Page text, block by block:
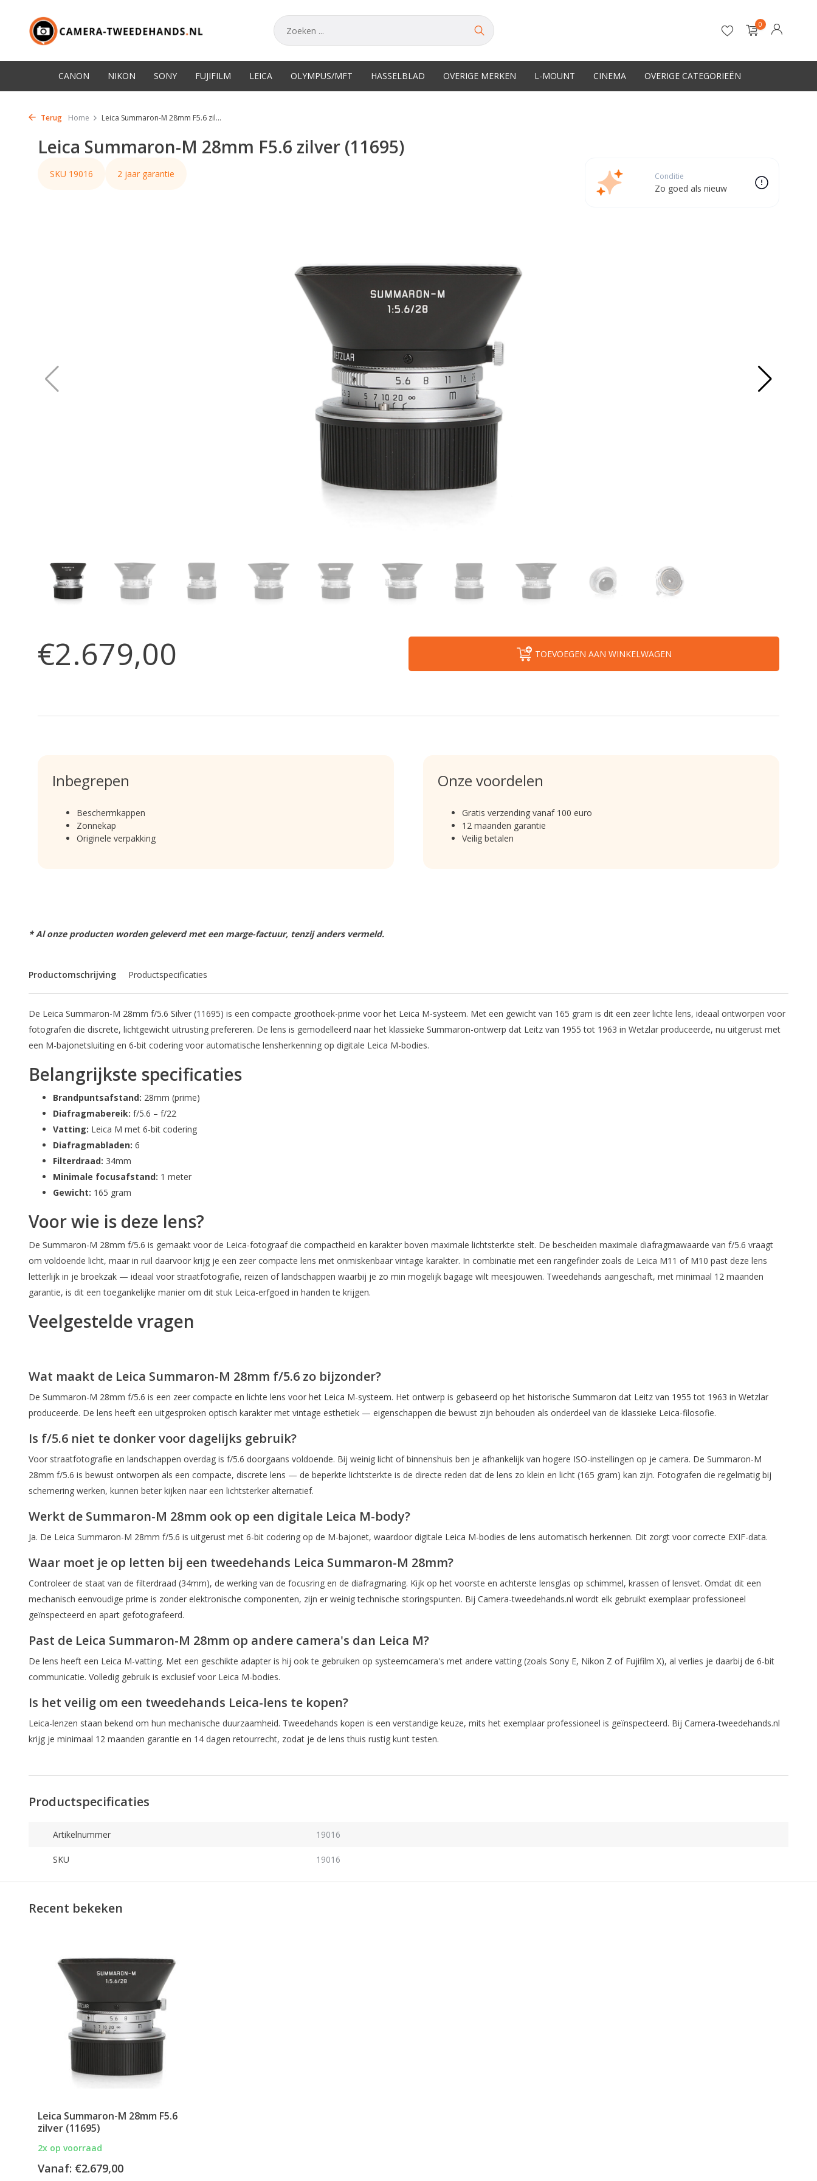
0
CANON NIKON SONY FUJIFILM LEICA OLYMPUS/MFT HASSELBLAD OVERIGE MERKEN L-MOUNT CINEMA OVERIGE CATEGORIEËN
Terug Home Leica Summaron-M 28mm F5.6 zil...
Leica Summaron-M 28mm F5.6 zilver (11695)
SKU 19016 2 jaar garantie Conditie
Zo goed als nieuw
€2.679,00 TOEVOEGEN AAN WINKELWAGEN
Inbegrepen
Beschermkappen
Zonnekap
Originele verpakking
Onze voordelen
Gratis verzending vanaf 100 euro
12 maanden garantie
Veilig betalen
* Al onze producten worden geleverd met een marge-factuur, tenzij anders vermeld.
Productomschrijving Productspecificaties
De Leica Summaron-M 28mm f/5.6 Silver (11695) is een compacte groothoek-prime voor het Leica M-systeem. Met een gewicht van 165 gram is dit een zeer lichte lens, ideaal ontworpen voor
fotografen die discrete, lichtgewicht uitrusting prefereren. De lens is gemodelleerd naar het klassieke Summaron-ontwerp dat Leitz van 1955 tot 1963 in Wetzlar produceerde, nu uitgerust met
een M-bajonetsluiting en 6-bit codering voor automatische lensherkenning op digitale Leica M-bodies.
Belangrijkste specificaties
Brandpuntsafstand: 28mm (prime)
Diafragmabereik: f/5.6 – f/22
Vatting: Leica M met 6-bit codering
Diafragmabladen: 6
Filterdraad: 34mm
Minimale focusafstand: 1 meter
Gewicht: 165 gram
Voor wie is deze lens?
De Summaron-M 28mm f/5.6 is gemaakt voor de Leica-fotograaf die compactheid en karakter boven maximale lichtsterkte stelt. De bescheiden maximale diafragmawaarde van f/5.6 vraagt
om voldoende licht, maar in ruil daarvoor krijg je een zeer compacte lens met onmiskenbaar vintage karakter. In combinatie met een rangefinder zoals de Leica M11 of M10 past deze lens
letterlijk in je broekzak — ideaal voor straatfotografie, reizen of landschappen waarbij je zo min mogelijk bagage wilt meesjouwen. Tweedehands aangeschaft, met minimaal 12 maanden
garantie, is dit een toegankelijke manier om dit stuk Leica-erfgoed in handen te krijgen.
Veelgestelde vragen
Wat maakt de Leica Summaron-M 28mm f/5.6 zo bijzonder?
De Summaron-M 28mm f/5.6 is een zeer compacte en lichte lens voor het Leica M-systeem. Het ontwerp is gebaseerd op het historische Summaron dat Leitz van 1955 tot 1963 in Wetzlar
produceerde. De lens heeft een uitgesproken optisch karakter met vintage esthetiek — eigenschappen die bewust zijn behouden als onderdeel van de klassieke Leica-filosofie.
Is f/5.6 niet te donker voor dagelijks gebruik?
Voor straatfotografie en landschappen overdag is f/5.6 doorgaans voldoende. Bij weinig licht of binnenshuis ben je afhankelijk van hogere ISO-instellingen op je camera. De Summaron-M
28mm f/5.6 is bewust ontworpen als een compacte, discrete lens — de beperkte lichtsterkte is de directe reden dat de lens zo klein en licht (165 gram) kan zijn. Fotografen die regelmatig bij
schemering werken, kunnen beter kijken naar een lichtsterker alternatief.
Werkt de Summaron-M 28mm ook op een digitale Leica M-body?
Ja. De Leica Summaron-M 28mm f/5.6 is uitgerust met 6-bit codering op de M-bajonet, waardoor digitale Leica M-bodies de lens automatisch herkennen. Dit zorgt voor correcte EXIF-data.
Waar moet je op letten bij een tweedehands Leica Summaron-M 28mm?
Controleer de staat van de filterdraad (34mm), de werking van de focusring en de diafragmaring. Kijk op het voorste en achterste lensglas op schimmel, krassen of lensvet. Omdat dit een
mechanisch eenvoudige prime is zonder elektronische componenten, zijn er weinig technische storingspunten. Bij Camera-tweedehands.nl wordt elk gebruikt exemplaar professioneel
geïnspecteerd en apart gefotografeerd.
Past de Leica Summaron-M 28mm op andere camera's dan Leica M?
De lens heeft een Leica M-vatting. Met een geschikte adapter is hij ook te gebruiken op systeemcamera's met andere vatting (zoals Sony E, Nikon Z of Fujifilm X), al verlies je daarbij de 6-bit
communicatie. Volledig gebruik is exclusief voor Leica M-bodies.
Is het veilig om een tweedehands Leica-lens te kopen?
Leica-lenzen staan bekend om hun mechanische duurzaamheid. Tweedehands kopen is een verstandige keuze, mits het exemplaar professioneel is geïnspecteerd. Bij Camera-tweedehands.nl
krijg je minimaal 12 maanden garantie en 14 dagen retourrecht, zodat je de lens thuis rustig kunt testen.
Productspecificaties
Artikelnummer 19016
SKU 19016
Recent bekeken
Leica Summaron-M 28mm F5.6
zilver (11695)
2x op voorraad
Vanaf: €2.679,00